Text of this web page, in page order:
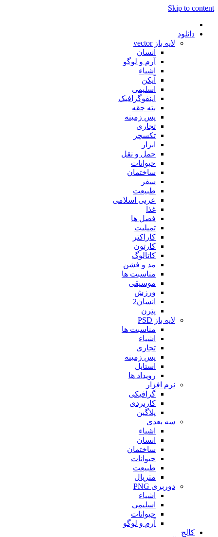
Skip to content
دانلود
لایه باز vector
انسان
آرم و لوگو
اشیاء
آیکن
اسلیمی
اینفوگرافیک
بته جقه
پس زمینه
تجاری
تکسچر
ابزار
حمل و نقل
حیوانات
ساختمان
سفر
طبیعت
عربی اسلامی
غذا
فصل ها
تمپلیت
کاراکتر
کارتون
کاتالوگ
مد و فشن
مناسبت ها
موسیقی
ورزش
انسان2
پترن
لایه باز PSD
مناسبت ها
اشیاء
تجاری
پس زمینه
استایل
رویداد ها
نرم افزار
گرافیکی
کاربردی
پلاگین
سه بعدی
اشیاء
انسان
ساختمان
حیوانات
طبیعت
متریال
دوربری PNG
اشیاء
اسلیمی
حیوانات
آرم و لوگو
کالج